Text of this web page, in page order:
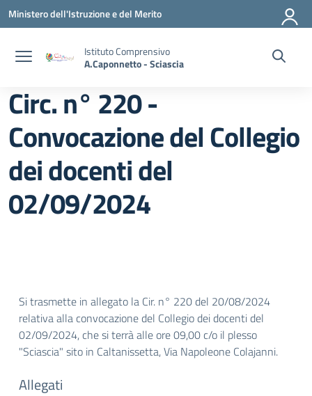
Vai ai contenuti
Vai al menu di navigazione
Vai al footer
Ministero dell'Istruzione e del Merito
Istituto Comprensivo
A.Caponnetto - Sciascia
Circ. n° 220 -
Convocazione del Collegio
dei docenti del
02/09/2024
Si trasmette in allegato la Cir. n° 220 del 20/08/2024
relativa alla convocazione del Collegio dei docenti del
02/09/2024, che si terrà alle ore 09,00 c/o il plesso
"Sciascia" sito in Caltanissetta, Via Napoleone Colajanni.
Allegati